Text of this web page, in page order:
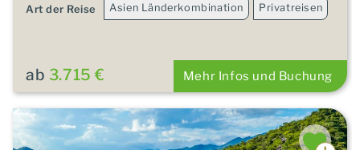
Art der Reise Asien Länderkombination Privatreisen
ab 3.715 € Mehr Infos und Buchung